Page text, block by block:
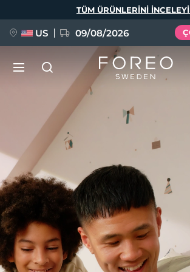
TÜM ÜRÜNLERINI
US 09/08/2026
FAQ™ Pure Beauty-Tech Elixir
BREAKING NEWS
issa™ Teeth Whitening Set
Dil Seçimi
English Deutsch
Français
Italiano
Polski
Svenska
Türkçe
简体中文